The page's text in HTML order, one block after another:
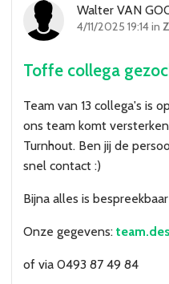
Walter VAN
4/11/2025 19:14 in
Toffe collega
Team van 13 collega's is
ons team komt
Turnhout. Ben jij de
snel contact :)
Bijna alles is
Onze gegevens:
of via 0493 87 49 84